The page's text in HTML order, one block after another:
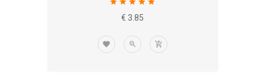
€ 3.85